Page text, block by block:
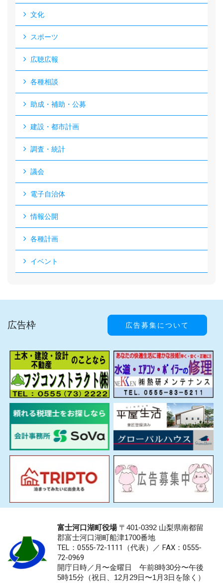
文化
スポーツ
広聴広報
各種相談
助成・補助・公募
建設・都市計画
調査・統計
議会
電子自治体
情報公開
各種計画
イベント
広告枠 広告募集について
富士河口湖町役場〒401-0392 山梨県南都留
郡富士河口湖町船津1700番地
TEL：0555-72-1111 （代表）／ FAX：0555-
72-0969
開庁日時／月〜金曜日 午前8時30分〜午後
5時15分（祝日、12月29日〜1月3日を除く）